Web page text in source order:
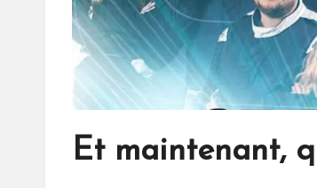
Et maintenant,